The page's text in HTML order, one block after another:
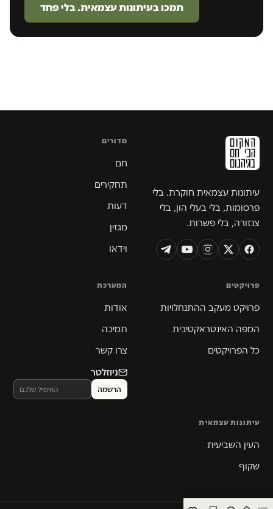
תמכו בעיתונות עצמאית. בלי פחד
עיתונות עצמאית חוקרת. בלי
פרסומות, בלי בעלי הון, בלי
צנזורה, בלי פשרות.
מדורים
חם
תחקירים
דעות
מגזין
וידאו
פרויקטים
פרויקט מעקב ההתנחלויות
המפה האינטראקטיבית
כל הפרויקטים
המערכת
אודות
תמיכה
צרו קשר
ניוזלטר
עיתונות עצמאית
העין השביעית
שקוף